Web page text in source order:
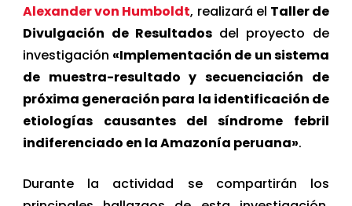
Alexander von Humboldt, realizará el Taller de
Divulgación de Resultadosdel proyecto de
investigación «Implementación de un sistema
de muestra-resultado y secuenciación de
próxima generación para la identificación de
etiologías causantes del síndrome febril
indiferenciado en la Amazonía peruana».
Durante la actividad se compartirán los